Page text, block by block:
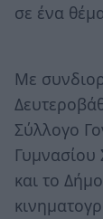
σε ένα
Με
Σύλλογο
και το